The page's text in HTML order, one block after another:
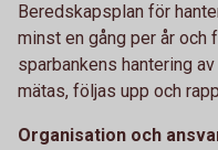
Beredskapsplan för
minst en gång per år
sparbankens hantering
mätas, följas upp och
Organisation och